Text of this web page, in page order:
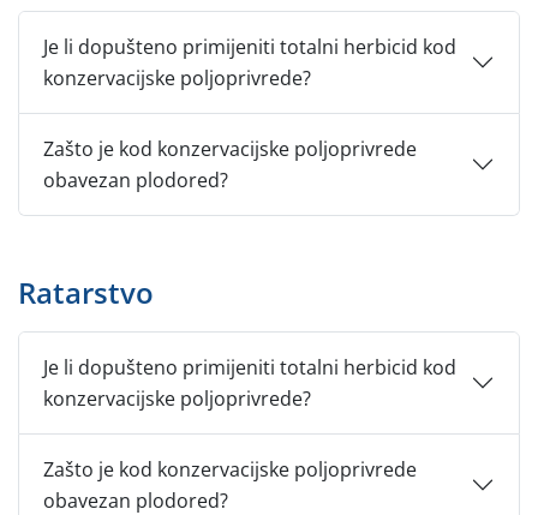
Je li dopušteno primijeniti totalni herbicid kod
konzervacijske poljoprivrede?
Zašto je kod konzervacijske poljoprivrede
obavezan plodored?
Ratarstvo
Je li dopušteno primijeniti totalni herbicid kod
konzervacijske poljoprivrede?
Zašto je kod konzervacijske poljoprivrede
obavezan plodored?